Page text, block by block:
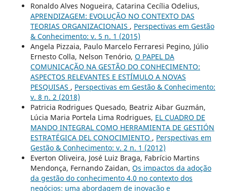
Ronaldo Alves Nogueira, Catarina Cecília Odelius,
APRENDIZAGEM: EVOLUÇÃO NO CONTEXTO DAS
TEORIAS ORGANIZACIONAIS , Perspectivas em Gestão
& Conhecimento: v. 5 n. 1 (2015)
Angela Pizzaia, Paulo Marcelo Ferraresi Pegino, Júlio
Ernesto Colla, Nelson Tenório, O PAPEL DA
COMUNICAÇÃO NA GESTÃO DO CONHECIMENTO:
ASPECTOS RELEVANTES E ESTÍMULO A NOVAS
PESQUISAS , Perspectivas em Gestão & Conhecimento:
v. 8 n. 2 (2018)
Patricia Rodrigues Quesado, Beatriz Aibar Guzmán,
Lúcia Maria Portela Lima Rodrigues, EL CUADRO DE
MANDO INTEGRAL COMO HERRAMIENTA DE GESTIÓN
ESTRATÉGICA DEL CONOCIMIENTO , Perspectivas em
Gestão & Conhecimento: v. 2 n. 1 (2012)
Everton Oliveira, José Luiz Braga, Fabrício Martins
Mendonça, Fernando Zaidan, Os impactos da adoção
da gestão do conhecimento 4.0 no contexto dos
negócios: uma abordagem de inovação e